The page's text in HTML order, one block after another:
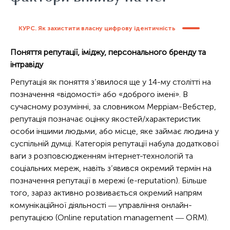
вигорання в професії
КУРС. Як захистити власну цифрову ідентичність
Поняття репутації, іміджу, персонального бренду та
інтравіду
Репутація як поняття з’явилося ще у 14-му столітті на
позначення «відомості» або «доброго імені». В
сучасному розумінні, за словником Мерріам-Вебстер,
репутація позначає оцінку якостей/характеристик
особи іншими людьми, або місце, яке займає людина у
суспільній думці. Категорія репутації набула додаткової
ваги з розповсюдженням інтернет-технологій та
соціальних мереж, навіть з’явився окремий термін на
позначення репутації в мережі (e-reputation). Більше
того, зараз активно розвивається окремий напрям
комунікаційної діяльності ― управління онлайн-
репутацією (Online reputation management ― ORM).